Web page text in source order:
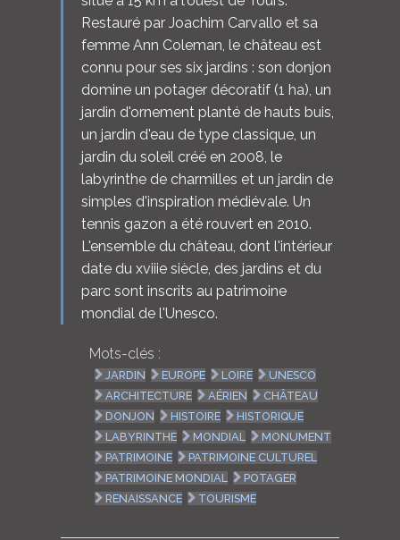
Restauré par Joachim Carvallo et sa
femme Ann Coleman, le château est
connu pour ses six jardins : son donjon
domine un potager décoratif (1 ha), un
jardin d'ornement planté de hauts buis,
un jardin d'eau de type classique, un
jardin du soleil créé en 2008, le
labyrinthe de charmilles et un jardin de
simples d'inspiration médiévale. Un
tennis gazon a été rouvert en 2010.
L'ensemble du château, dont l'intérieur
date du xviiie siècle, des jardins et du
parc sont inscrits au patrimoine
mondial de l'Unesco.
Mots-clés :
JARDIN EUROPE LOIRE
UNESCO
ARCHITECTURE
AÉRIEN
CHÂTEAU
DONJON
HISTOIRE
HISTORIQUE
LABYRINTHE
MONDIAL
MONUMENT
PATRIMOINE
PATRIMOINE CULTUREL
PATRIMOINE MONDIAL
POTAGER
RENAISSANCE
TOURISME